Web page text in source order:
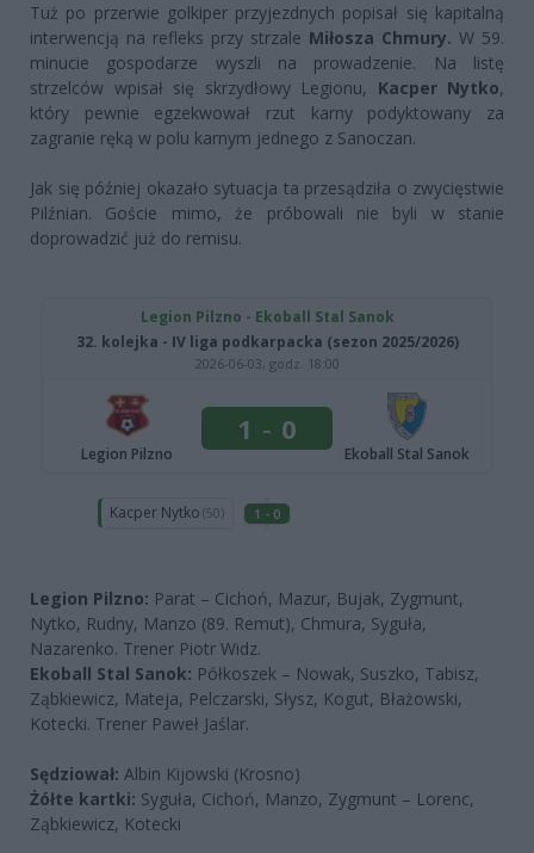
Tuż po przerwie golkiper przyjezdnych popisał się kapitalną
interwencją na refleks przy strzale Miłosza Chmury. W 59.
minucie gospodarze wyszli na prowadzenie. Na listę
strzelców wpisał się skrzydłowy Legionu, Kacper Nytko,
który pewnie egzekwował rzut karny podyktowany za
zagranie ręką w polu karnym jednego z Sanoczan.
Jak się później okazało sytuacja ta przesądziła o zwycięstwie
Pilźnian. Goście mimo, że próbowali nie byli w stanie
doprowadzić już do remisu.
Legion Pilzno: Parat – Cichoń, Mazur, Bujak, Zygmunt,
Nytko, Rudny, Manzo (89. Remut), Chmura, Syguła,
Nazarenko. Trener Piotr Widz.
Ekoball Stal Sanok: Półkoszek – Nowak, Suszko, Tabisz,
Ząbkiewicz, Mateja, Pelczarski, Słysz, Kogut, Błażowski,
Kotecki. Trener Paweł Jaślar.
Sędziował: Albin Kijowski (Krosno)
Żółte kartki: Syguła, Cichoń, Manzo, Zygmunt – Lorenc,
Ząbkiewicz, Kotecki